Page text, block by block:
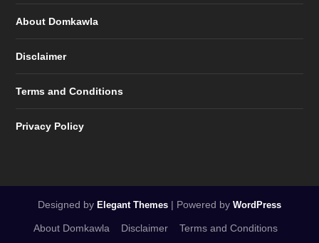
About Domkawla
Disclaimer
Terms and Conditions
Privacy Policy
Designed by Elegant Themes | Powered by WordPress
About Domkawla Disclaimer Terms and Conditions